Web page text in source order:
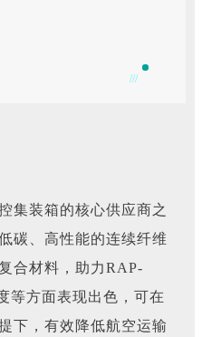
///
集装箱的核心供应商之
碳、高性能的连续纤维
合材料，助力RAP-
等方面表现出色，可在
下，有效降低航空运输